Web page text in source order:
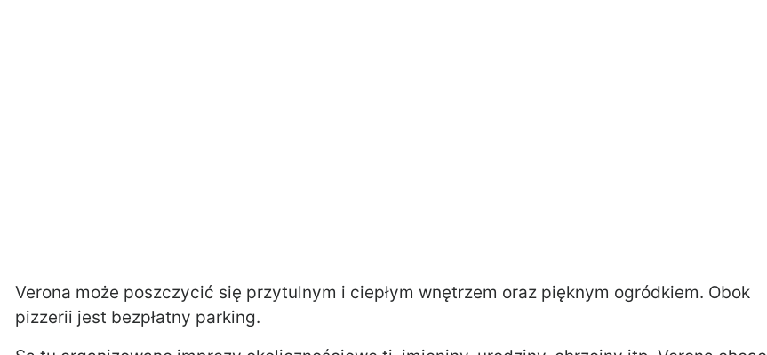
Verona może poszczycić się przytulnym i ciepłym wnętrzem oraz pięknym ogródkiem. Obok
pizzerii jest bezpłatny parking.